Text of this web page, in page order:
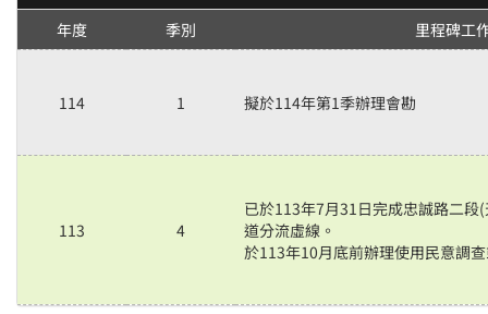
年度 季別 里程碑工
114 1 擬於114年第1季辦理會勘
113 4
已於113年7月31日完成忠誠路二
道分流虛線。
於113年10月底前辦理使用民意調